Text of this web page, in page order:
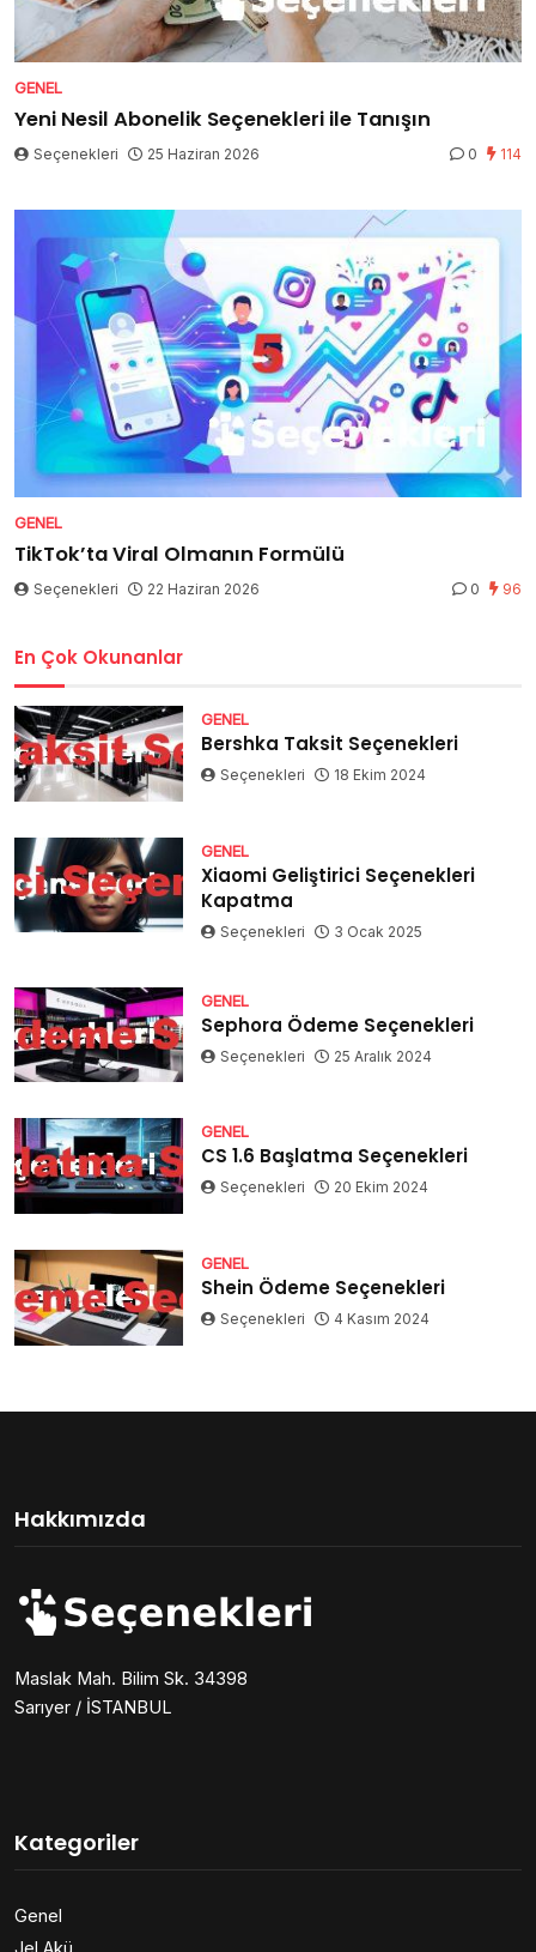
GENEL
Yeni Nesil Abonelik Seçenekleri ile Tanışın
Seçenekleri 25 Haziran 2026 0 114
GENEL
TikTok’ta Viral Olmanın Formülü
Seçenekleri 22 Haziran 2026 0 96
En Çok Okunanlar
GENEL
Bershka Taksit Seçenekleri
Seçenekleri 18 Ekim 2024
GENEL
Xiaomi Geliştirici Seçenekleri
Kapatma
Seçenekleri 3 Ocak 2025
GENEL
Sephora Ödeme Seçenekleri
Seçenekleri 25 Aralık 2024
GENEL
CS 1.6 Başlatma Seçenekleri
Seçenekleri 20 Ekim 2024
GENEL
Shein Ödeme Seçenekleri
Seçenekleri 4 Kasım 2024
Hakkımızda
Maslak Mah. Bilim Sk. 34398
Sarıyer / İSTANBUL
Kategoriler
Genel
Jel Akü